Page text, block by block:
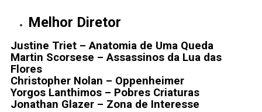
Melhor Diretor
Justine Triet – Anatomia de Uma Queda
Martin Scorsese – Assassinos da Lua das
Flores
Christopher Nolan – Oppenheimer
Yorgos Lanthimos – Pobres Criaturas
Jonathan Glazer – Zona de Interesse